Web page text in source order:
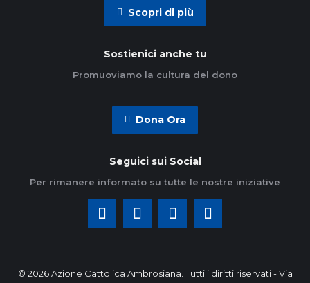
Scopri di più
Sostienici anche tu
Promuoviamo la cultura del dono
Dona Ora
Seguici sui Social
Per rimanere informato su tutte le nostre iniziative
© 2026 Azione Cattolica Ambrosiana. Tutti i diritti riservati - Via